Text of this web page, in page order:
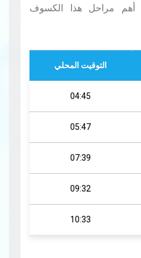
أهم مراحل هذا الكسوف
التوقيت المحلي
04:45
05:47
07:39
09:32
10:33